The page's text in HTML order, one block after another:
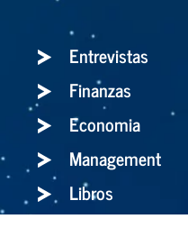
Entrevistas
Finanzas
Economia
Management
Libros